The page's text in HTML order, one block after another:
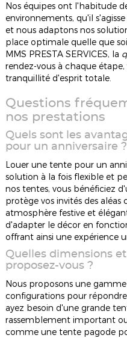
Nos équipes ont l'habitude
environnements, qu'il
et nous adaptons nos
place optimale quelle que
MMS PRESTA SERVICES, la
rendez-vous à chaque étape,
tranquillité d'esprit totale.
Questions
nos prestations
Quels sont les
pour un anniversaire ?
Louer une tente pour un
solution à la fois flexible et
nos tentes, vous bénéficiez
protège vos invités des
atmosphère festive et
d'adapter le décor en
offrant ainsi une expérience
Quelles dimensions
proposez-vous ?
Nous proposons une
configurations pour
ayez besoin d'une grande
rassemblement important
comme une tente pagode